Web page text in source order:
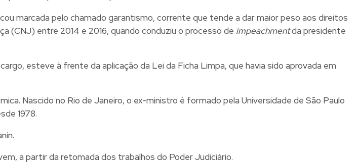
marcada pelo chamado garantismo, corrente que tende a dar maior peso aos direitos
(CNJ) entre 2014 e 2016, quando conduziu o processo de impeachmentda presidente
esteve à frente da aplicação da Lei da Ficha Limpa, que havia sido aprovada em
Nascido no Rio de Janeiro, o ex-ministro é formado pela Universidade de São Paulo
1978.
a partir da retomada dos trabalhos do Poder Judiciário.